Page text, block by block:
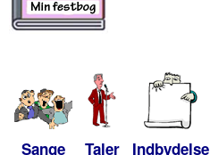
Sange Taler Indbydelse